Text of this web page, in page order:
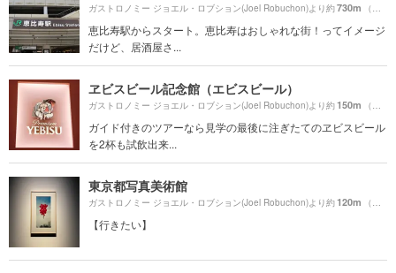
ガストロノミー ジョエル・ロブション(Joel Robuchon)より約730m （徒歩13分）
恵比寿駅からスタート。恵比寿はおしゃれな街！ってイメージ
だけど、居酒屋さ...
ヱビスビール記念館（エビスビール）
ガストロノミー ジョエル・ロブション(Joel Robuchon)より約150m （徒歩3分）
ガイド付きのツアーなら見学の最後に注ぎたてのヱビスビール
を2杯も試飲出来...
東京都写真美術館
ガストロノミー ジョエル・ロブション(Joel Robuchon)より約120m （徒歩2分）
【行きたい】